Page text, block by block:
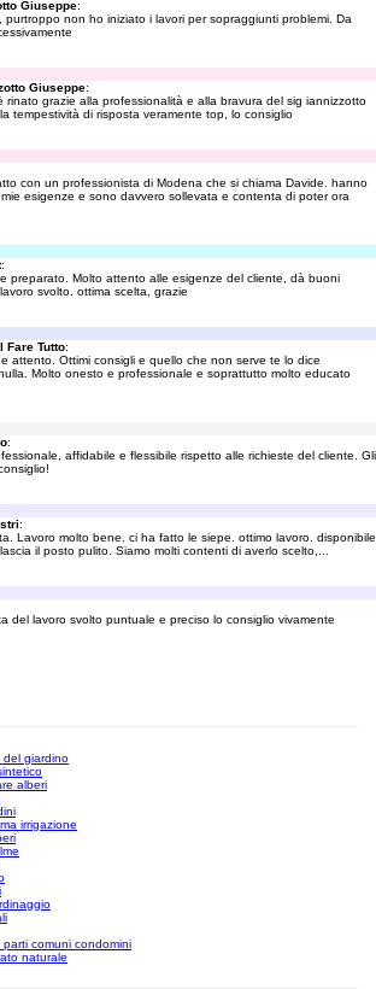
Giuseppe:
purtroppo non ho iniziato i lavori per sopraggiunti problemi. Da
Giuseppe:
rinato grazie alla professionalità e alla bravura del sig iannizzotto
tempestività di risposta veramente top, lo consiglio
con un professionista di Modena che si chiama Davide. hanno
esigenze e sono davvero sollevata e contenta di poter ora
:
preparato. Molto attento alle esigenze del cliente, dà buoni
svolto. ottima scelta, grazie
Fare Tutto:
attento. Ottimi consigli e quello che non serve te lo dice
Molto onesto e professionale e soprattutto molto educato
:
affidabile e flessibile rispetto alle richieste del cliente. Gli
:
Lavoro molto bene. ci ha fatto le siepe. ottimo lavoro. disponibile
il posto pulito. Siamo molti contenti di averlo scelto,...
del lavoro svolto puntuale e preciso lo consiglio vivamente
del giardino
alberi
irrigazione
comuni condomini
naturale